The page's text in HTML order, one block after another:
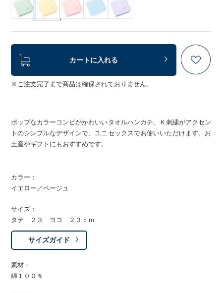
カートに入れる
※ご注文完了まで商品は確保されておりません。
ポップなカラーコンビがかわいいタオルハンカチ。Ｋ刺繍がアクセン
トのシンプルなデザインで、ユニセックスでお使いいただけます。お
土産やギフトにもおすすめです。
カラー：
イエロー／ベージュ
サイズ：
タテ ２３ ヨコ ２３ｃｍ
サイズガイド
素材：
綿１００％